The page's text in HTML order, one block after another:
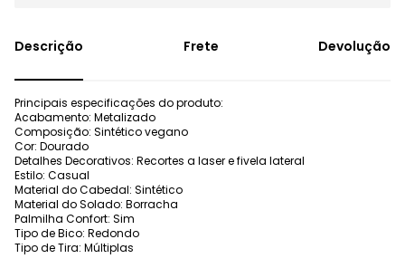
Frete Devolução
Principais especificações do produto:
Acabamento: Metalizado
Composição: Sintético vegano
Cor: Dourado
Detalhes Decorativos: Recortes a laser e fivela lateral
Estilo: Casual
Material do Cabedal: Sintético
Material do Solado: Borracha
Palmilha Confort: Sim
Tipo de Bico: Redondo
Tipo de Tira: Múltiplas